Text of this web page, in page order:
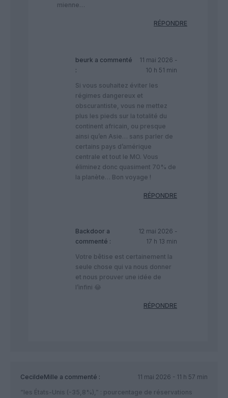
mienne…
RÉPONDRE
beurk a commenté
:
11 mai 2026 -
10 h 51 min
Si vous souhaitez éviter les
régimes dangereux et
obscurantiste, vous ne mettez
plus les pieds sur la totalité du
continent africain, ou presque
ainsi qu’en Asie… sans parler de
certains pays d’amérique
centrale et tout le MO. Vous
éliminez donc quasiment 70% de
la planète… Bon voyage !
RÉPONDRE
Backdoor a
commenté :
12 mai 2026 -
17 h 13 min
Votre bêtise est certainement la
seule chose qui va nous donner
et nous prouver une idée de
l’infini 😂
RÉPONDRE
CecildeMille a commenté :
11 mai 2026 - 11 h 57 min
“les États-Unis (-35,8%),” : pourcentage de réservations